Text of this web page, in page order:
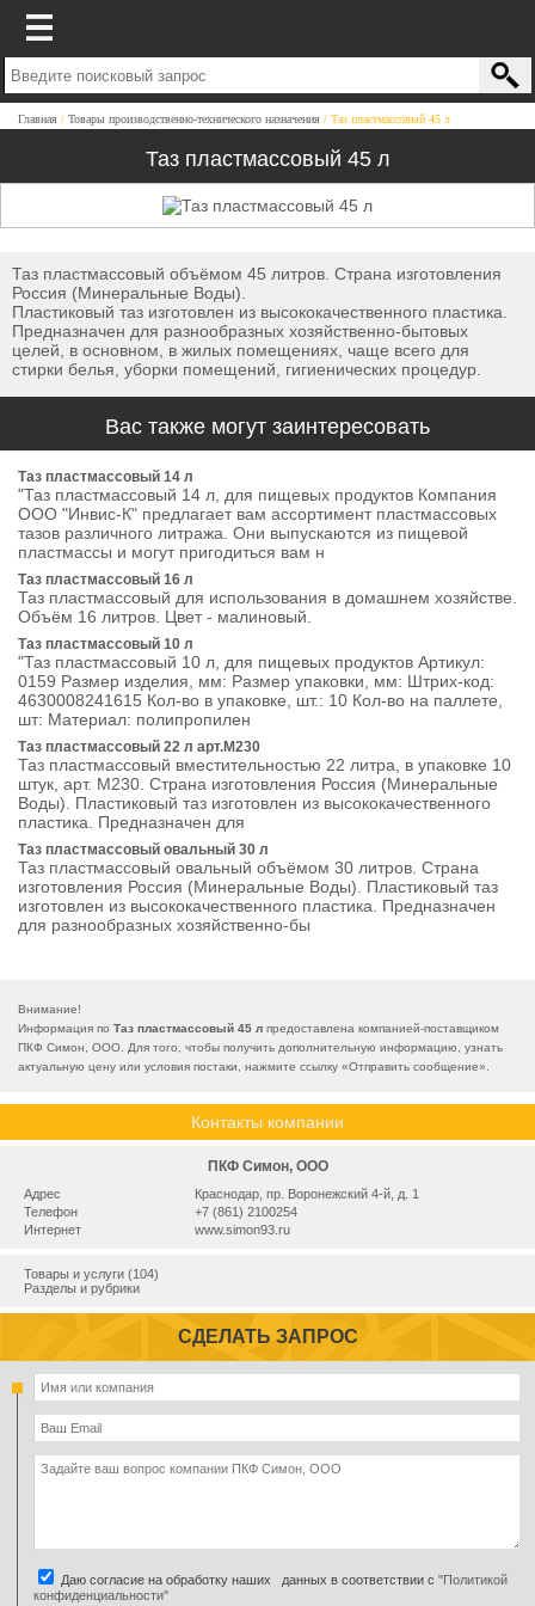
Главная Товары производственно-технического назначения Таз пластмассовый 45 л
Таз пластмассовый 45 л
Таз пластмассовый объёмом 45 литров. Страна изготовления
Россия (Минеральные Воды).
Пластиковый таз изготовлен из высококачественного пластика.
Предназначен для разнообразных хозяйственно-бытовых
целей, в основном, в жилых помещениях, чаще всего для
стирки белья, уборки помещений, гигиенических процедур.
Вас также могут заинтересовать
Таз пластмассовый 14 л
"Таз пластмассовый 14 л, для пищевых продуктов Компания
ООО "Инвис-К" предлагает вам ассортимент пластмассовых
тазов различного литража. Они выпускаются из пищевой
пластмассы и могут пригодиться вам н
Таз пластмассовый 16 л
Таз пластмассовый для использования в домашнем хозяйстве.
Объём 16 литров. Цвет - малиновый.
Таз пластмассовый 10 л
"Таз пластмассовый 10 л, для пищевых продуктов Артикул:
0159 Размер изделия, мм: Размер упаковки, мм: Штрих-код:
4630008241615 Кол-во в упаковке, шт.: 10 Кол-во на паллете,
шт: Материал: полипропилен
Таз пластмассовый 22 л арт.М230
Таз пластмассовый вместительностью 22 литра, в упаковке 10
штук, арт. М230. Страна изготовления Россия (Минеральные
Воды). Пластиковый таз изготовлен из высококачественного
пластика. Предназначен для
Таз пластмассовый овальный 30 л
Таз пластмассовый овальный объёмом 30 литров. Страна
изготовления Россия (Минеральные Воды). Пластиковый таз
изготовлен из высококачественного пластика. Предназначен
для разнообразных хозяйственно-бы
Внимание!
Информация по Таз пластмассовый 45 л предоставлена компанией-поставщиком
ПКФ Симон, ООО. Для того, чтобы получить дополнительную информацию, узнать
актуальную цену или условия постаки, нажмите ссылку «Отправить сообщение».
Контакты компании
ПКФ Симон, ООО
Адрес
Краснодар, пр. Воронежский 4-й, д. 1
Телефон
+7 (861) 2100254
Интернет
www.simon93.ru
Товары и услуги (104)
Разделы и рубрики
СДЕЛАТЬ ЗАПРОС
Даю согласие на обработку наших данных в соответствии с "Политикой
конфиденциальности"